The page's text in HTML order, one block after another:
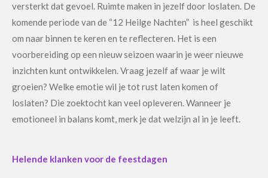
versterkt dat gevoel. Ruimte maken in jezelf door loslaten. De
komende periode van de “12 Heilge Nachten” is heel geschikt
om naar binnen te keren en te reflecteren. Het is een
voorbereiding op een nieuw seizoen waarin je weer nieuwe
inzichten kunt ontwikkelen. Vraag jezelf af waar je wilt
groeien? Welke emotie wil je tot rust laten komen of
loslaten? Die zoektocht kan veel opleveren. Wanneer je
emotioneel in balans komt, merk je dat welzijn al in je leeft.
Helende klanken voor de feestdagen